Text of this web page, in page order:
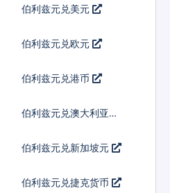
伯利兹元兑美元
伯利兹元兑欧元
伯利兹元兑港币
伯利兹元兑澳大利亚元
伯利兹元兑新加坡元
伯利兹元兑捷克货币